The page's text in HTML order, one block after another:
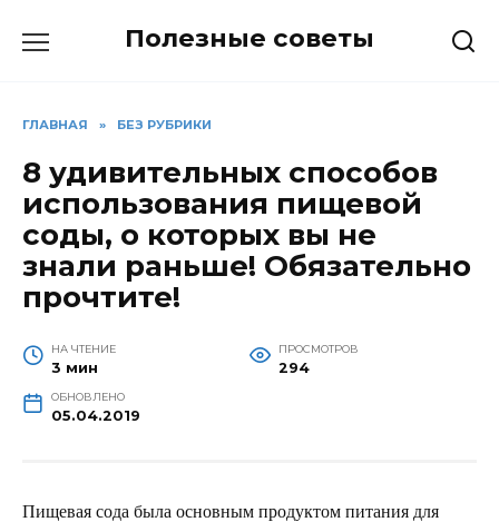
Полезные советы
ГЛАВНАЯ » БЕЗ РУБРИКИ
8 удивительных способов
использования пищевой
соды, о которых вы не
знали раньше! Обязательно
прочтите!
НА ЧТЕНИЕ
3 мин
ПРОСМОТРОВ
294
ОБНОВЛЕНО
05.04.2019
Пищевая сода была основным продуктом питания для